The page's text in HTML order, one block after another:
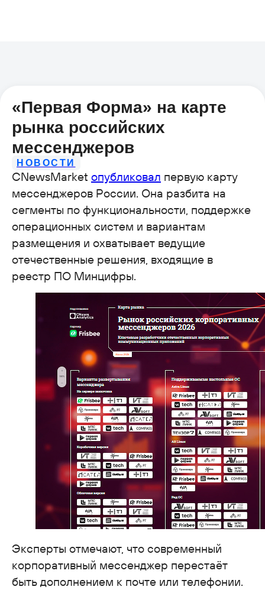
«Первая Форма» на карте
рынка российских
мессенджеров
НОВОСТИ
CNewsMarket опубликовал первую карту
мессенджеров России. Она разбита на
сегменты по функциональности, поддержке
операционных систем и вариантам
размещения и охватывает ведущие
отечественные решения, входящие в
реестр ПО Минцифры.
Эксперты отмечают, что современный
корпоративный мессенджер перестаёт
быть дополнением к почте или телефонии.